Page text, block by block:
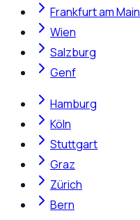
Frankfurt am Main
Wien
Salzburg
Genf
Hamburg
Köln
Stuttgart
Graz
Zürich
Bern